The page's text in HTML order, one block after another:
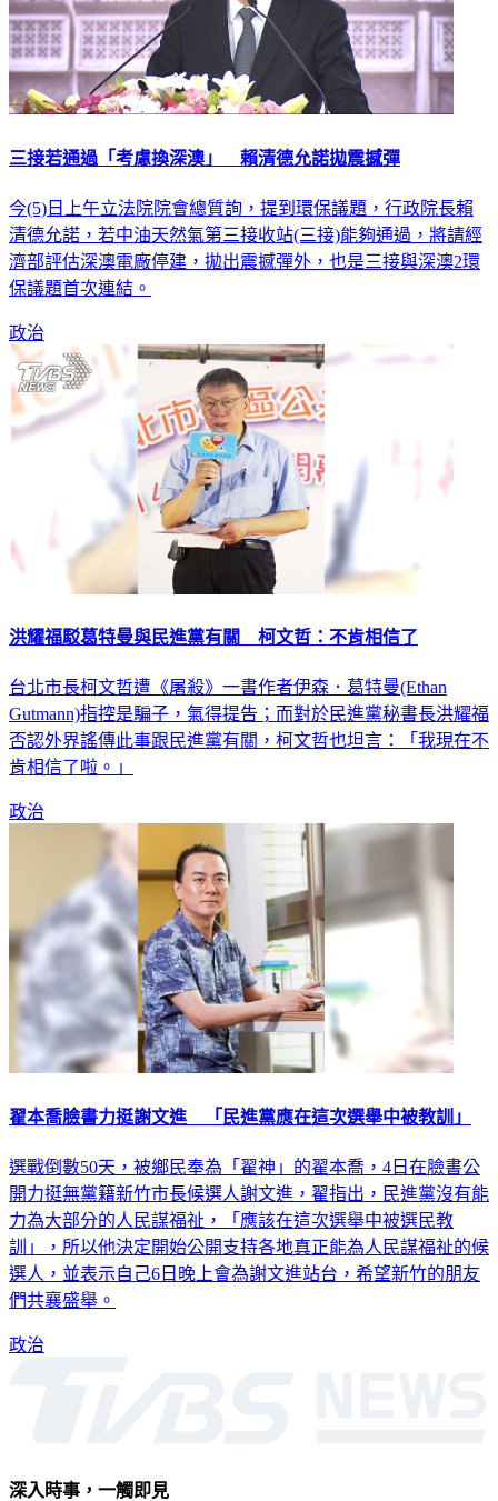
三接若通過「考慮換深澳」 賴清德允諾拋震撼彈
今(5)日上午立法院院會總質詢，提到環保議題，行政院長賴
清德允諾，若中油天然氣第三接收站(三接)能夠通過，將請經
濟部評估深澳電廠停建，拋出震撼彈外，也是三接與深澳2環
保議題首次連結。
政治
洪耀福駁葛特曼與民進黨有關 柯文哲：不肯相信了
台北市長柯文哲遭《屠殺》一書作者伊森．葛特曼(Ethan
Gutmann)指控是騙子，氣得提告；而對於民進黨秘書長洪耀福
否認外界謠傳此事跟民進黨有關，柯文哲也坦言：「我現在不
肯相信了啦。」
政治
翟本喬臉書力挺謝文進 「民進黨應在這次選舉中被教訓」
選戰倒數50天，被鄉民奉為「翟神」的翟本喬，4日在臉書公
開力挺無黨籍新竹市長候選人謝文進，翟指出，民進黨沒有能
力為大部分的人民謀福祉，「應該在這次選舉中被選民教
訓」，所以他決定開始公開支持各地真正能為人民謀福祉的候
選人，並表示自己6日晚上會為謝文進站台，希望新竹的朋友
們共襄盛舉。
政治
深入時事，一觸即見